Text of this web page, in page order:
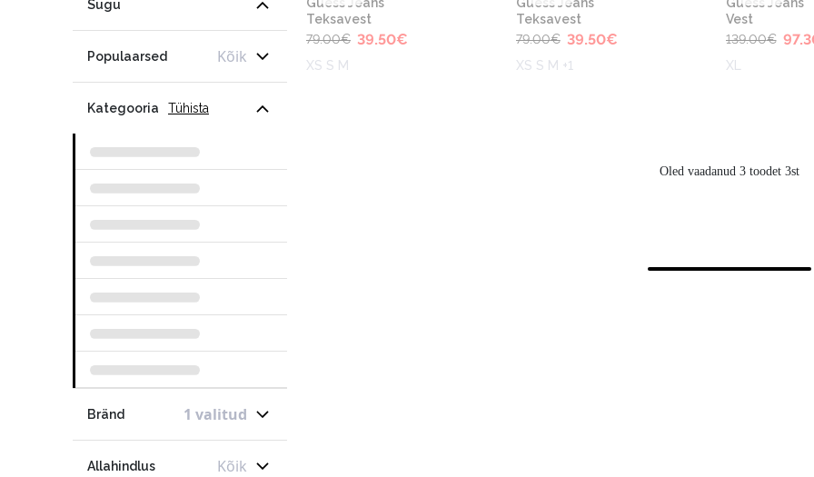
Sugu
Populaarsed Kõik
Kategooria Tühista
Bränd 1 valitud
Allahindlus Kõik
Teksavest
79.00€ 39.50€
XS S M
Teksavest
79.00€ 39.50€
XS S M +1
Vest
139.00€
XL
Oled vaadanud 3 toodet 3st